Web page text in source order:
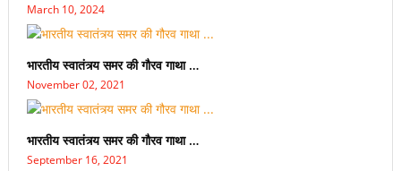
March 10, 2024
भारतीय स्वातंत्र्य समर की गौरव गाथा …
November 02, 2021
भारतीय स्वातंत्र्य समर की गौरव गाथा …
September 16, 2021